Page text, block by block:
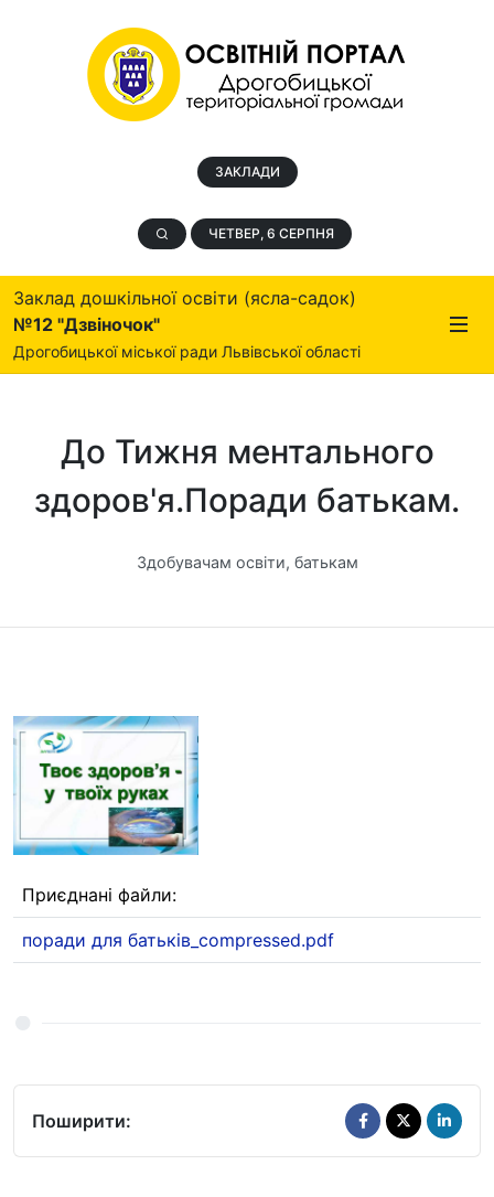
ЗАКЛАДИ
ЧЕТВЕР, 6 СЕРПНЯ
Заклад дошкільної освіти (ясла-садок)
№12 "Дзвіночок"
Дрогобицької міської ради Львівської області
До Тижня ментального
здоров'я.Поради батькам.
Здобувачам освіти, батькам
Приєднані файли:
поради для батьків_compressed.pdf
Поширити: